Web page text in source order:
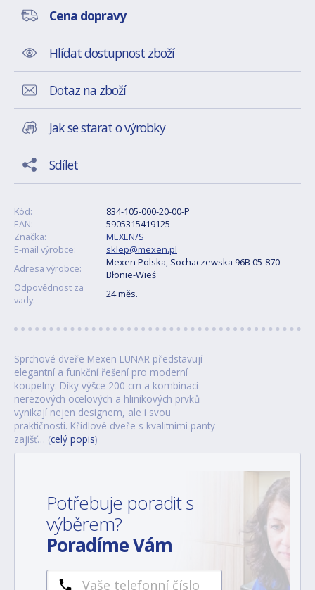
Cena dopravy
Hlídat dostupnost zboží
Dotaz na zboží
Jak se starat o výrobky
Sdílet
Kód:
834-105-000-20-00-P
EAN:
5905315419125
Značka:
MEXEN/S
E-mail výrobce:
sklep@mexen.pl
Adresa výrobce:
Mexen Polska, Sochaczewska 96B 05-870
Błonie-Wieś
Odpovědnost za
vady:
24 měs.
Sprchové dveře Mexen LUNAR představují
elegantní a funkční řešení pro moderní
koupelny. Díky výšce 200 cm a kombinaci
nerezových ocelových a hliníkových prvků
vynikají nejen designem, ale i svou
praktičností. Křídlové dveře s kvalitními panty
zajišť… (celý popis)
Potřebuje poradit s
výběrem?
Poradíme Vám